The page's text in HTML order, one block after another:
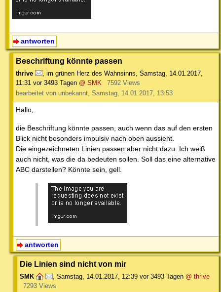
antworten
Beschriftung könnte passen
thrive im grünen Herz des Wahnsinns Samstag, 14.01.2017,
11:31 vor 3493 Tagen @ SMK
7592 Views
bearbeitet von unbekannt, Samstag, 14.01.2017, 13:53
Hallo,
die Beschriftung könnte passen, auch wenn das auf den ersten
Blick nicht besonders impulsiv nach oben aussieht.
Die eingezeichneten Linien passen aber nicht dazu. Ich weiß
auch nicht, was die da bedeuten sollen. Soll das eine alternative
ABC darstellen? Könnte sein, gell.
antworten
Die Linien sind nicht von mir
SMK , Samstag, 14.01.2017, 12:39 vor 3493 Tagen @ thrive
7293 Views